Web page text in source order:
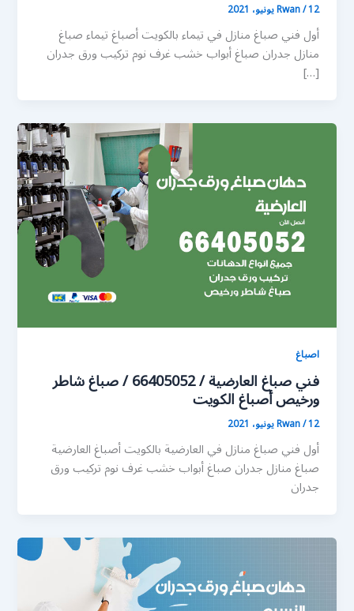
Rwan/12 يونيو، 2021
أول فني صباغ منازل في تيماء بالكويت أصباغ تيماء صباغ
منازل جدران صباغ أبواب خشب غرف نوم تركيب ورق جدران
[…]
اصباغ
فني صباغ العارضية / 66405052 / صباغ شاطر
ورخيص أصباغ الكويت
Rwan/12 يونيو، 2021
أول فني صباغ منازل في العارضية بالكويت أصباغ العارضية
صباغ منازل جدران صباغ أبواب خشب غرف نوم تركيب ورق
جدران